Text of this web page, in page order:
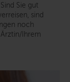
Sie gut
sind
noch
Ihrem